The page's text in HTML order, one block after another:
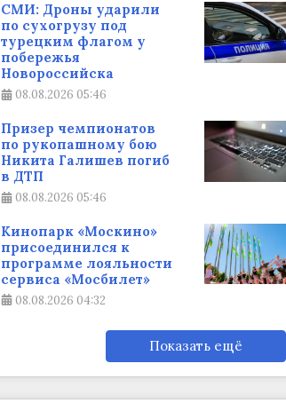
СМИ: Дроны ударили
по сухогрузу под
турецким флагом у
побережья
Новороссийска
08.08.2026 05:46
Призер чемпионатов
по рукопашному бою
Никита Галишев погиб
в ДТП
08.08.2026 05:46
Кинопарк «Москино»
присоединился к
программе лояльности
сервиса «Мосбилет»
08.08.2026 04:32
Показать ещё